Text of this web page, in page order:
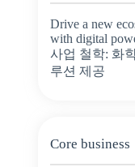
Drive a new
with digital
사업 철학: 화
루션 제공
Core business